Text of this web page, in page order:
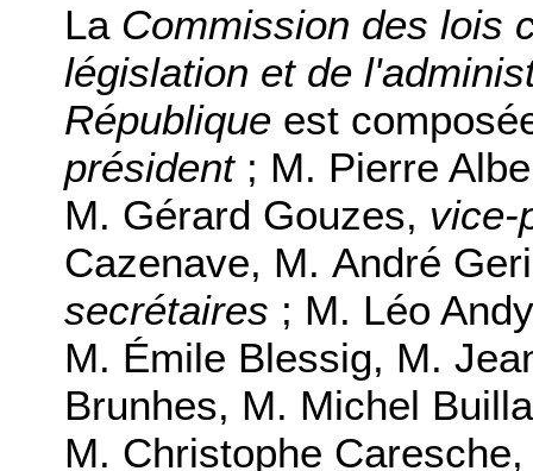
La Commission des lois
législation et de
République est
président; M. Pierre
M. Gérard Gouzes, vice-
Cazenave, M. André
secrétaires ; M. Léo
M. Émile Blessig, M.
Brunhes, M. Michel
M. Christophe